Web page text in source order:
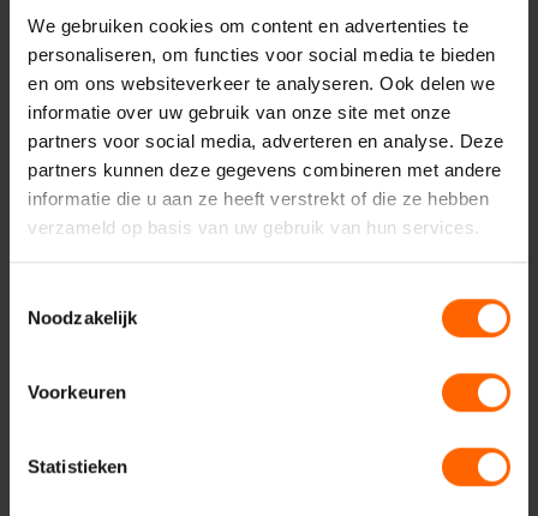
We gebruiken cookies om content en advertenties te
personaliseren, om functies voor social media te bieden
en om ons websiteverkeer te analyseren. Ook delen we
informatie over uw gebruik van onze site met onze
partners voor social media, adverteren en analyse. Deze
partners kunnen deze gegevens combineren met andere
informatie die u aan ze heeft verstrekt of die ze hebben
verzameld op basis van uw gebruik van hun services.
Noodzakelijk
Voorkeuren
Statistieken
Contact met VVD
Nijmegen
Uw naam*